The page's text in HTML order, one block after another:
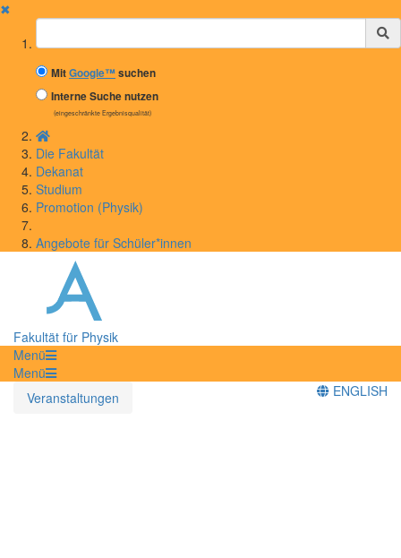
✖
Suchbegriff
MitGoogle™suchen
Interne Suche nutzen
(eingeschränkte Ergebnisqualität)
Die Fakultät
Dekanat
Studium
Promotion (Physik)
Angebote für Schüler*innen
Fakultät für Physik
Menü
Menü
Veranstaltungen
ENGLISH